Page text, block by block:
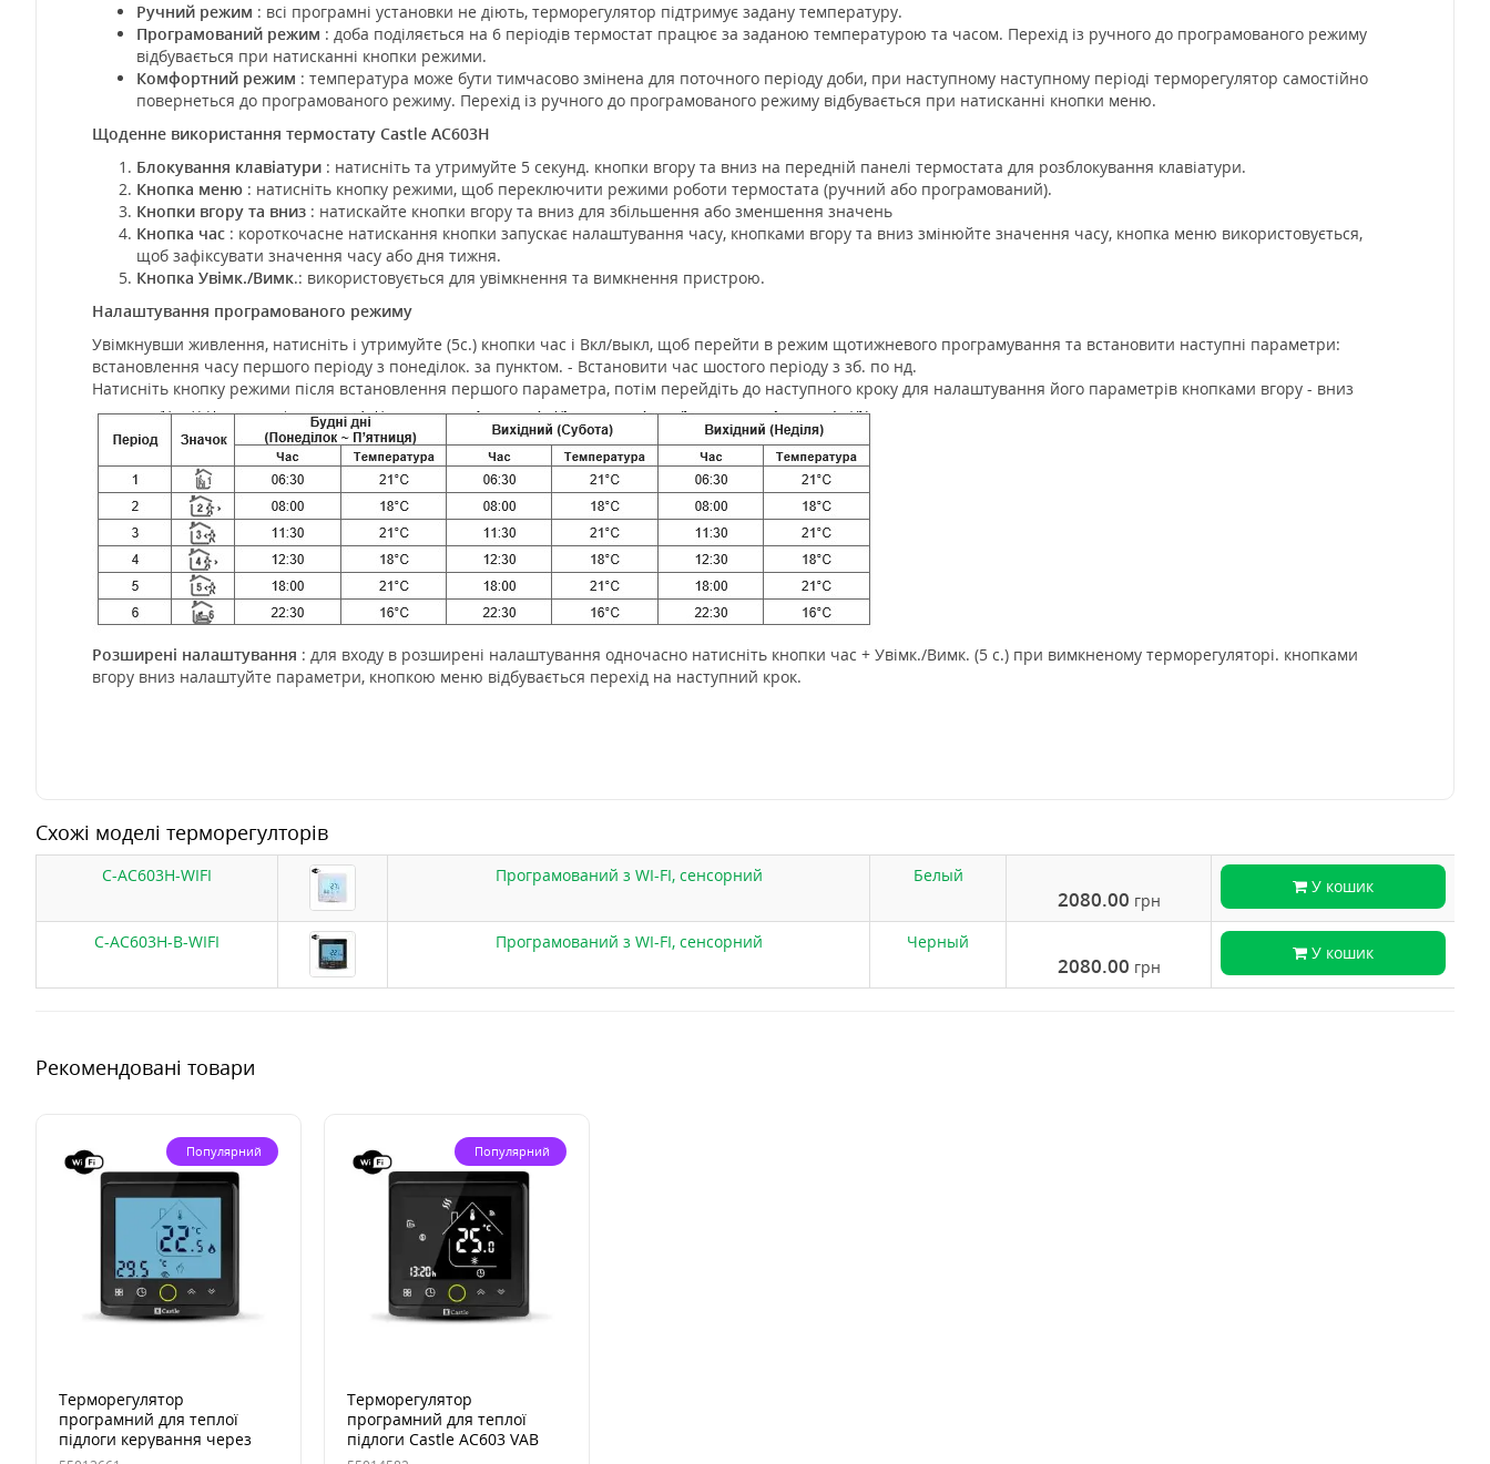
Ручний режим : всі програмні установки не діють, терморегулятор підтримує задану температуру.
Програмований режим : доба поділяється на 6 періодів термостат працює за заданою температурою та часом. Перехід із ручного до програмованого режиму
відбувається при натисканні кнопки режими.
Комфортний режим : температура може бути тимчасово змінена для поточного періоду доби, при наступному наступному періоді терморегулятор самостійно
повернеться до програмованого режиму. Перехід із ручного до програмованого режиму відбувається при натисканні кнопки меню.
Щоденне використання термостату Castle AC603H
Блокування клавіатури : натисніть та утримуйте 5 секунд. кнопки вгору та вниз на передній панелі термостата для розблокування клавіатури.
Кнопка меню : натисніть кнопку режими, щоб переключити режими роботи термостата (ручний або програмований).
Кнопки вгору та вниз : натискайте кнопки вгору та вниз для збільшення або зменшення значень
Кнопка час : короткочасне натискання кнопки запускає налаштування часу, кнопками вгору та вниз змінюйте значення часу, кнопка меню використовується,
щоб зафіксувати значення часу або дня тижня.
Кнопка Увімк./Вимк.: використовується для увімкнення та вимкнення пристрою.
Налаштування програмованого режиму
Увімкнувши живлення, натисніть і утримуйте (5с.) кнопки час і Вкл/выкл, щоб перейти в режим щотижневого програмування та встановити наступні параметри:
встановлення часу першого періоду з понеділок. за пунктом. - Встановити час шостого періоду з зб. по нд.
Натисніть кнопку режими після встановлення першого параметра, потім перейдіть до наступного кроку для налаштування його параметрів кнопками вгору - вниз
Розширені налаштування : для входу в розширені налаштування одночасно натисніть кнопки час + Увімк./Вимк. (5 с.) при вимкненому терморегуляторі. кнопками
вгору вниз налаштуйте параметри, кнопкою меню відбувається перехід на наступний крок.
Схожі моделі терморегулторів
C-AC603H-WIFI Програмований з WI-FI, сенсорний Белый
2080.00 грн
У кошик
C-AC603H-B-WIFI Програмований з WI-FI, сенсорний Черный
2080.00 грн
У кошик
Рекомендовані товари
Популярний
Терморегулятор
програмний для теплої
підлоги керування через
Wi-Fi Castle AC603H
Популярний
Терморегулятор
програмний для теплої
підлоги Castle АС603 VAB
(Чорний) WI-FI